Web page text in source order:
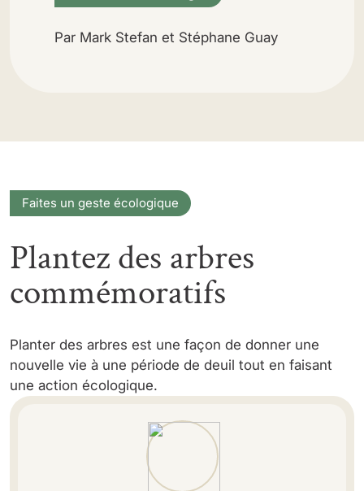
Par Mark Stefan et Stéphane Guay
Faites un geste écologique
Plantez des arbres
commémoratifs
Planter des arbres est une façon de donner une
nouvelle vie à une période de deuil tout en faisant
une action écologique.